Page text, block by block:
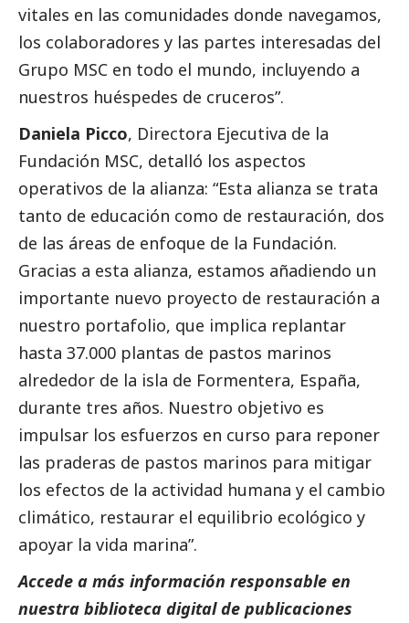
vitales en las comunidades donde navegamos,
los colaboradores y las partes interesadas del
Grupo MSC en todo el mundo, incluyendo a
nuestros huéspedes de cruceros”.
Daniela Picco, Directora Ejecutiva de la
Fundación MSC, detalló los aspectos
operativos de la alianza: “Esta alianza se trata
tanto de educación como de restauración, dos
de las áreas de enfoque de la Fundación.
Gracias a esta alianza, estamos añadiendo un
importante nuevo proyecto de restauración a
nuestro portafolio, que implica replantar
hasta 37.000 plantas de pastos marinos
alrededor de la isla de Formentera, España,
durante tres años. Nuestro objetivo es
impulsar los esfuerzos en curso para reponer
las praderas de pastos marinos para mitigar
los efectos de la actividad humana y el cambio
climático, restaurar el equilibrio ecológico y
apoyar la vida marina”.
Accede a más información responsable en
nuestra biblioteca digital de publicaciones